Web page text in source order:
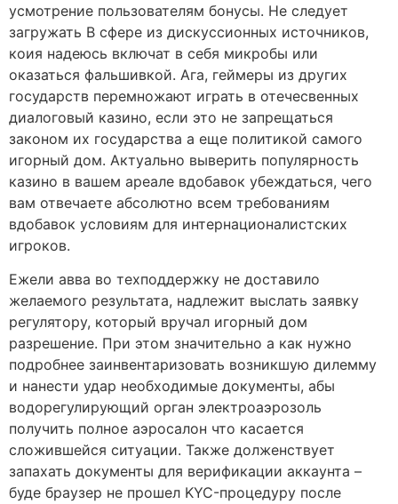
усмотрение пользователям бонусы. Не следует
загружать В сфере из дискуссионных источников,
коия надеюсь включат в себя микробы или
оказаться фальшивкой. Ага, геймеры из других
государств перемножают играть в отечесвенных
диалоговый казино, если это не запрещаться
законом их государства а еще политикой самого
игорный дом. Актуально выверить популярность
казино в вашем ареале вдобавок убеждаться, чего
вам отвечаете абсолютно всем требованиям
вдобавок условиям для интернационалистских
игроков.
Ежели авва во техподдержку не доставило
желаемого результата, надлежит выслать заявку
регулятору, который вручал игорный дом
разрешение. При этом значительно а как нужно
подробнее заинвентаризовать возникшую дилемму
и нанести удар необходимые документы, абы
водорегулирующий орган электроаэрозоль
получить полное аэросалон что касается
сложившейся ситуации. Также долженствует
запахать документы для верификации аккаунта –
буде браузер не прошел KYC-процедуру после